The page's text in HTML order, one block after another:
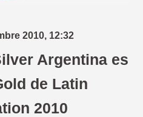
Room
version
2010, 12:32
Argentina es
de Latin
2010